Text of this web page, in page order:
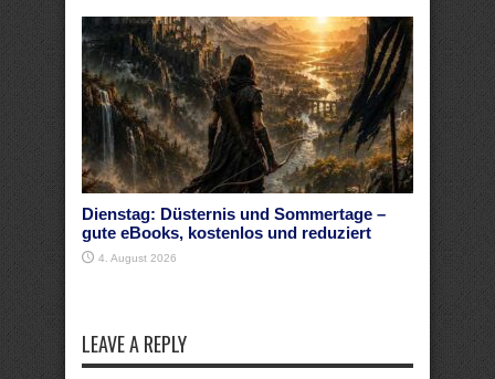
Dienstag: Düsternis und Sommertage –
gute eBooks, kostenlos und reduziert
4. August 2026
LEAVE A REPLY